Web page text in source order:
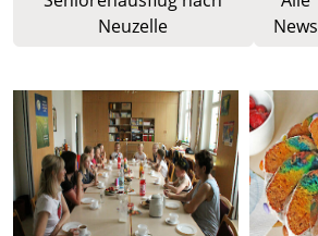
Neuzelle
News